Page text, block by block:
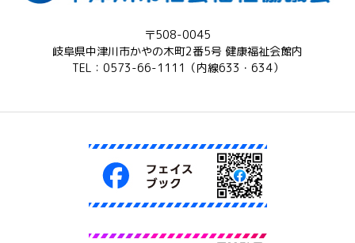
〒508-0045
岐阜県中津川市かやの木町2番5号 健康福祉会館内
TEL：0573-66-1111（内線633・634）